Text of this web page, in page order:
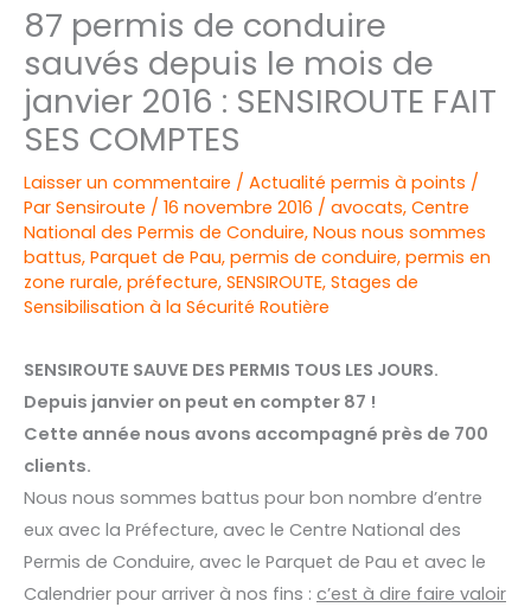
87 permis de conduire
sauvés depuis le mois de
janvier 2016 : SENSIROUTE FAIT
SES COMPTES
Laisser un commentaire / Actualité permis à points /
Par Sensiroute / 16 novembre 2016 / avocats, Centre
National des Permis de Conduire, Nous nous sommes
battus, Parquet de Pau, permis de conduire, permis en
zone rurale, préfecture, SENSIROUTE, Stages de
Sensibilisation à la Sécurité Routière
SENSIROUTE SAUVE DES PERMIS TOUS LES JOURS.
Depuis janvier on peut en compter 87 !
Cette année nous avons accompagné près de 700
clients.
Nous nous sommes battus pour bon nombre d’entre
eux avec la Préfecture, avec le Centre National des
Permis de Conduire, avec le Parquet de Pau et avec le
Calendrier pour arriver à nos fins : c’est à dire faire valoir